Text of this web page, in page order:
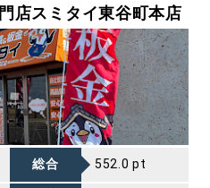
店スミタイ東谷町本店
総合 552.0 pt